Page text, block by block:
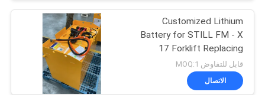
Customized Lithium
Battery for STILL FM - X
17 Forklift Replacing
48V/775AH Lead - Acid
Battery to 51.2V 690AH
Lithium Battery
قابل للتفاوض MOQ:1
الاتصال